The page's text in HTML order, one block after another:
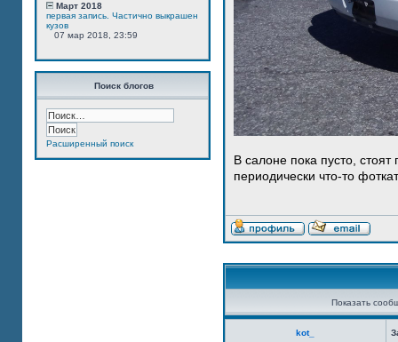
Март 2018
первая запись. Частично выкрашен
кузов
07 мар 2018, 23:59
Поиск блогов
Расширенный поиск
В салоне пока пусто,
периодически что-то
Показать
kot_